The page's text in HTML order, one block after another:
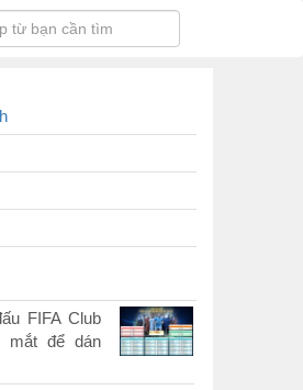
FIFA Club
mắt để dán